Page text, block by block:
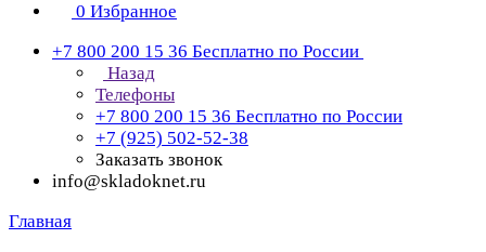
0 Избранное
+7 800 200 15 36 Бесплатно по России
Назад
Телефоны
+7 800 200 15 36 Бесплатно по России
+7 (925) 502-52-38
Заказать звонок
info@skladoknet.ru
Главная